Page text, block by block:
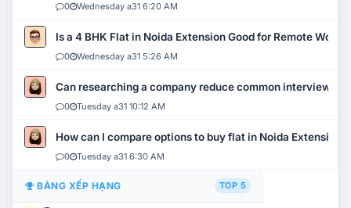
0 Wednesday a31 6:20 AM
Is a 4 BHK Flat in Noida Extension Good for Remote Work?
0 Wednesday a31 5:26 AM
Can researching a company reduce common interview
0 Tuesday a31 10:12 AM
How can I compare options to buy flat in Noida Extension?
0 Tuesday a31 6:30 AM
BẢNG XẾP HẠNG TOP 5